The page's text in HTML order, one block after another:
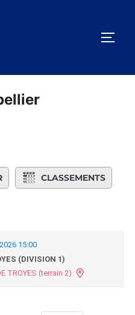
CLASSEMENTS
15:00
(DIVISION 1)
TROYES (terrain 2)